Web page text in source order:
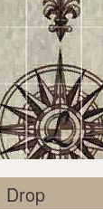
Drop